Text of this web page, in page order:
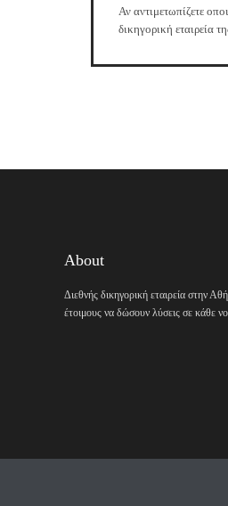
Αν αντιμετωπίζετε
δικηγορική εταιρεία
About
Διεθνής δικηγορική εταιρεία στην
έτοιμους να δώσουν λύσεις σε κάθε